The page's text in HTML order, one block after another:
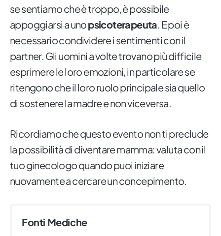
se sentiamo che è troppo, è possibile
appoggiarsi a unopsicoterapeuta. E poi è
necessario condividere i sentimenti con il
partner. Gli uomini a volte trovano più difficile
esprimere le loro emozioni, in particolare se
ritengono che il loro ruolo principale sia quello
di sostenere la madre e non viceversa.
Ricordiamo che questo evento non ti preclude
la possibilità di diventare mamma: valuta con il
tuo ginecologo quando puoi iniziare
nuovamente a cercare un concepimento.
Fonti Mediche